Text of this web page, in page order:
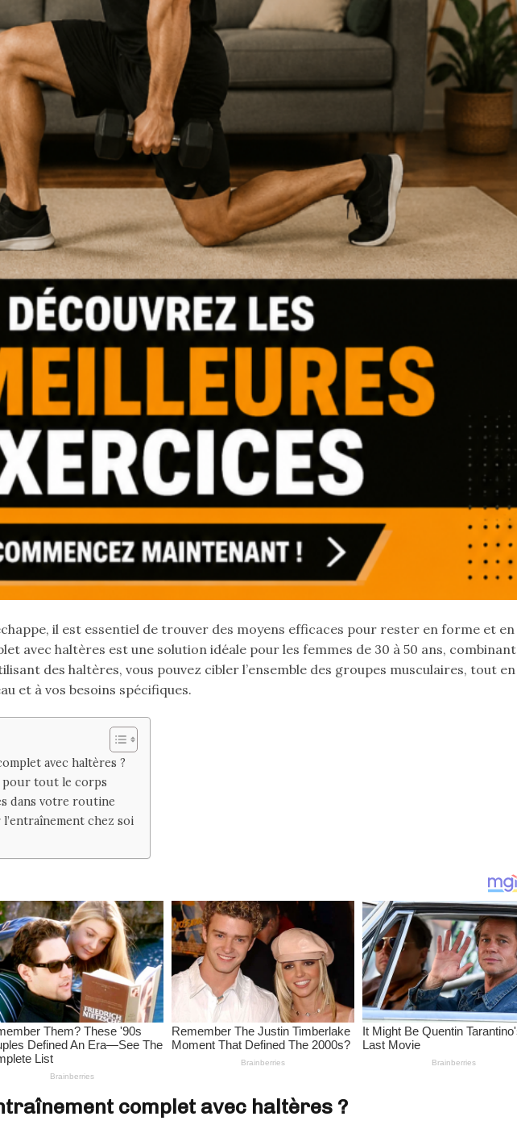
il est essentiel de trouver des moyens efficaces pour rester en forme et en
avec haltères est une solution idéale pour les femmes de 30 à 50 ans, combinant
des haltères, vous pouvez cibler l’ensemble des groupes musculaires, tout en
et à vos besoins spécifiques.
avec haltères ?
pour tout le corps
dans votre routine
chez soi
complet avec haltères ?